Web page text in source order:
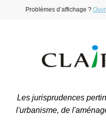
Problèmes d’affichage ?
Les jurisprudences
l'urbanisme, de